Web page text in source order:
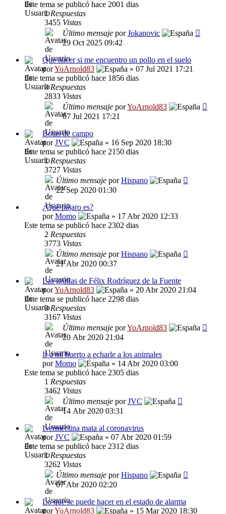
Este tema se publicó hace 2001 dias
1Respuestas
3455 Vistas
Último mensaje porJokanovic
29 Oct 2025 09:42
Que hacer si me encuentro un pollo en el suelo
porYoArnold83
» 07 Jul 2021 17:21
Este tema se publicó hace 1856 dias
0Respuestas
2833 Vistas
Último mensaje porYoArnold83
07 Jul 2021 17:21
Botas de campo
porJVC
» 16 Sep 2020 18:30
Este tema se publicó hace 2150 dias
1Respuestas
3727 Vistas
Último mensaje porHispano
22 Sep 2020 01:30
¿Qué pájaro es?
porMomo
» 17 Abr 2020 12:33
Este tema se publicó hace 2302 dias
2 Respuestas
3773 Vistas
Último mensaje porHispano
21 Abr 2020 00:37
Las grullas de Félix Rodríguez de la Fuente
porYoArnold83
» 20 Abr 2020 21:04
Este tema se publicó hace 2298 dias
0Respuestas
3167 Vistas
Último mensaje porYoArnold83
20 Abr 2020 21:04
Ir a mi huerto a echarle a los animales
porMomo
» 14 Abr 2020 03:00
Este tema se publicó hace 2305 dias
1 Respuestas
3462 Vistas
Último mensaje porJVC
14 Abr 2020 03:31
Ivermectina mata al coronavirus
porJVC
» 07 Abr 2020 01:59
Este tema se publicó hace 2312 dias
1Respuestas
3262 Vistas
Último mensaje porHispano
07 Abr 2020 02:20
Lo que se puede hacer en el estado de alarma
porYoArnold83 » 15 Mar 2020 18:30